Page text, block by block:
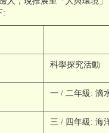
:
科學探究活動
一 / 二年級: 滴
三 / 四年級: 海